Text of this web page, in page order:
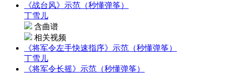
《战台风》示范（秒懂弹筝）
丁雪儿
含曲谱
相关视频
《将军令左手快速指序》示范（秒懂弹筝）
丁雪儿
《将军令长摇》示范（秒懂弹筝）